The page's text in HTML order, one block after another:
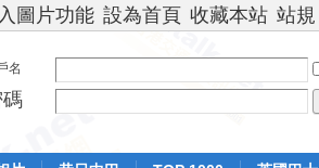
圖片功能 設為首頁 收藏本站 站規
名